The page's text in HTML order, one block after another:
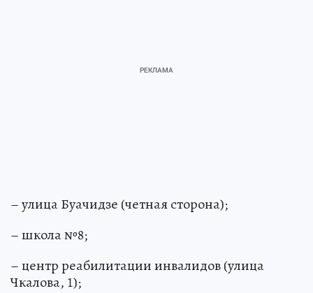
– улица Буачидзе (четная сторона);
– школа №8;
– центр реабилитации инвалидов (улица
Чкалова, 1);